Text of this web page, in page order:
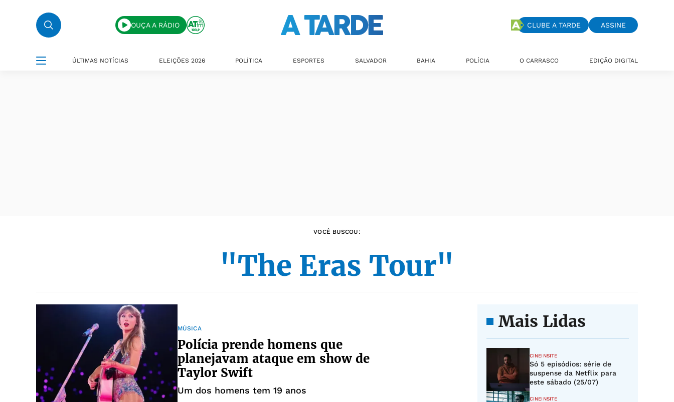
OUÇA A RÁDIO CLUBE A TARDE ASSINE
ÚLTIMAS NOTÍCIAS ELEIÇÕES 2026 POLÍTICA ESPORTES SALVADOR BAHIA POLÍCIA O CARRASCO EDIÇÃO DIGITAL
VOCÊ BUSCOU:
"The Eras Tour"
MÚSICA
Polícia prende homens que
planejavam ataque em show de
Taylor Swift
Um dos homens tem 19 anos
Mais Lidas
CINEINSITE
Só 5 episódios: série de
suspense da Netflix para
este sábado (25/07)
CINEINSITE